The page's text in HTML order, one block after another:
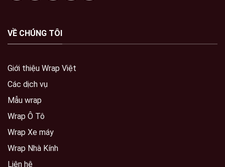
VỀ CHÚNG TÔI
Giới thiệu Wrap Việt
Các dịch vụ
Mẫu wrap
Wrap Ô Tô
Wrap Xe máy
Wrap Nhà Kính
Liên hệ